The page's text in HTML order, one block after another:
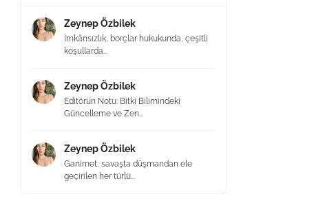
Zeynep Özbilek
İmkânsızlık, borçlar hukukunda, çeşitli
koşullarda...
Zeynep Özbilek
Editörün Notu: Bitki Bilimindeki
Güncelleme ve Zen...
Zeynep Özbilek
Ganimet, savaşta düşmandan ele
geçirilen her türlü...